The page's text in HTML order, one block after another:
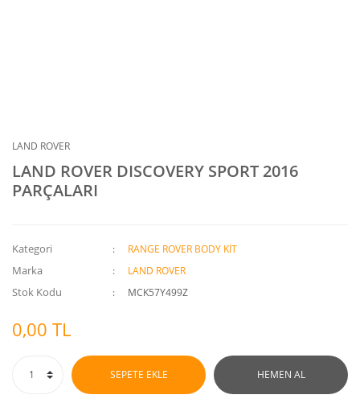
LAND ROVER
LAND ROVER DISCOVERY SPORT 2016
PARÇALARI
Kategori RANGE ROVER BODY KİT
Marka LAND ROVER
Stok Kodu MCK57Y499Z
0,00 TL
SEPETE EKLE HEMEN AL